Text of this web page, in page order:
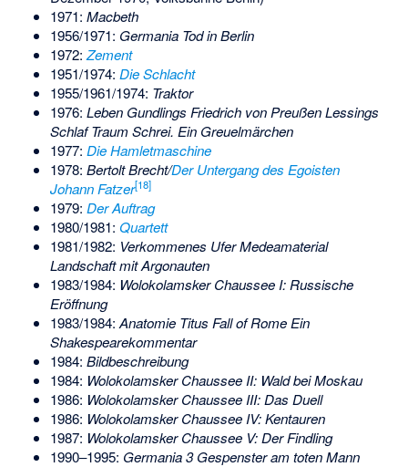
1971: Macbeth
1956/1971: Germania Tod in Berlin
1972: Zement
1951/1974: Die Schlacht
1955/1961/1974: Traktor
1976: Leben Gundlings Friedrich von Preußen Lessings
Schlaf Traum Schrei. Ein Greuelmärchen
1977: Die Hamletmaschine
1978: Bertolt Brecht/Der Untergang des Egoisten
Johann Fatzer[18]
1979: Der Auftrag
1980/1981: Quartett
1981/1982: Verkommenes Ufer Medeamaterial
Landschaft mit Argonauten
1983/1984: Wolokolamsker Chaussee I: Russische
Eröffnung
1983/1984: Anatomie Titus Fall of Rome Ein
Shakespearekommentar
1984: Bildbeschreibung
1984: Wolokolamsker Chaussee II: Wald bei Moskau
1986: Wolokolamsker Chaussee III: Das Duell
1986: Wolokolamsker Chaussee IV: Kentauren
1987: Wolokolamsker Chaussee V: Der Findling
1990–1995: Germania 3 Gespenster am toten Mann